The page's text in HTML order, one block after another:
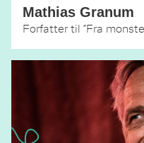
Mathias Granum
Forfatter til ”Fra